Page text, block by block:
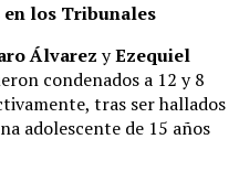
en los Tribunales
Álvarez yEzequiel
condenados a 12 y 8
tras ser hallados
adolescente de 15 años